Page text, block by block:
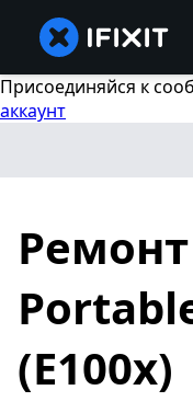
Присоединяйся к
аккаунт
(E100x)